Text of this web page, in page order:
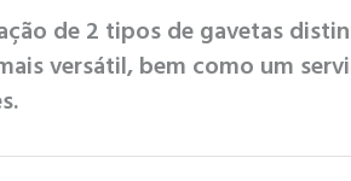
de 2 tipos de gavetas
versátil, bem como um